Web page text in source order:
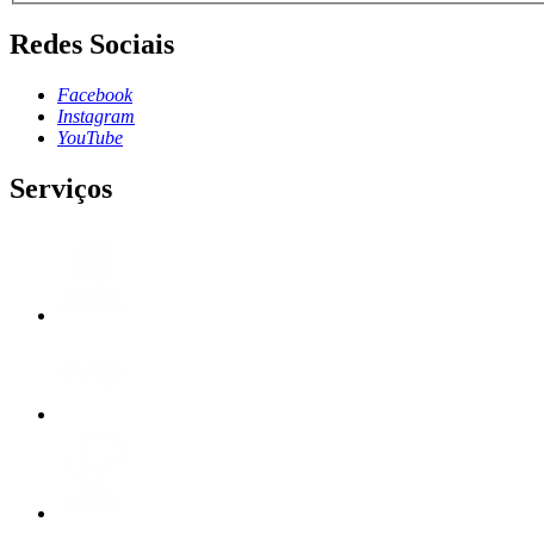
Redes Sociais
Facebook
Instagram
YouTube
Serviços